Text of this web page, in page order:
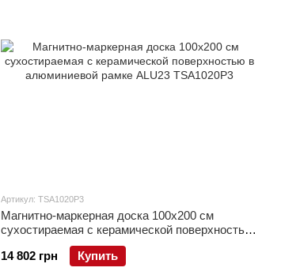
Артикул: TSA1020P3
Магнитно-маркерная доска 100x200 см
сухостираемая с керамической поверхностью
в алюминиевой рамке ALU23
14 802 грн
Купить